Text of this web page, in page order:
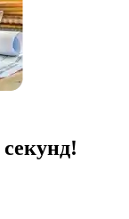
секунд!